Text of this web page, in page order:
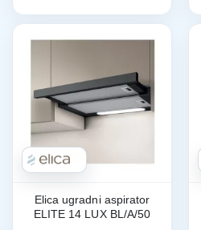
Elica ugradni aspirator
ELITE 14 LUX BL/A/50